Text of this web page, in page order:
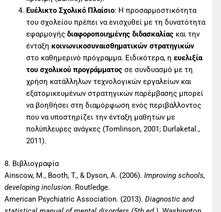
Ευέλικτο Σχολικό Πλαίσιο: Η προσαρμοστικότητα
του σχολείου πρέπει να ενισχυθεί με τη δυνατότητα
εφαρμογής διαφοροποιημένης διδασκαλίαςκαι την
ένταξη κοινωνικοσυναισθηματικών στρατηγικών
στο καθημερινό πρόγραμμα. Ειδικότερα, η ευελιξία
του σχολικού προγράμματοςσε συνδυασμό με τη
χρήση κατάλληλων τεχνολογικών εργαλείων και
εξατομικευμένων στρατηγικών παρέμβασης μπορεί
να βοηθήσει στη διαμόρφωση ενός περιβάλλοντος
που να υποστηρίζει την ένταξη μαθητών με
πολύπλευρες ανάγκες (Tomlinson, 2001; Durlaketal.,
2011).
8. Βιβλιογραφία
Ainscow, M., Booth, T., & Dyson, A. (2006).Improving schools,
developing inclusion. Routledge.
American Psychiatric Association. (2013).Diagnostic and